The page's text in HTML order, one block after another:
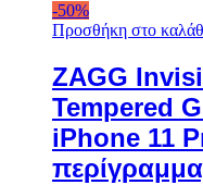
-50%
Προσθήκη στο
ZAGG
Tempered
iPhone 11